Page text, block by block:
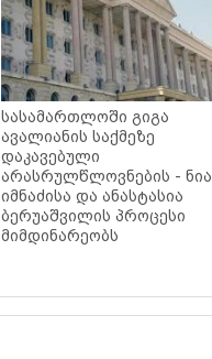
სასამართლოში გიგა
ავალიანის საქმეზე
დაკავებული
არასრულწლოვნების - ნია
იმნაძისა და ანასტასია
ბერუაშვილის პროცესი
მიმდინარეობს